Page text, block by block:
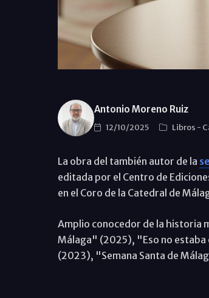
Antonio Moreno Ruiz
12/10/2025 Libros -
La obra del también autor de la
editada por el Centro de
en el Coro de la Catedral de
Amplio conocedor de la historia
Málaga" (2025), "Eso no
(2023), "Semana Santa de